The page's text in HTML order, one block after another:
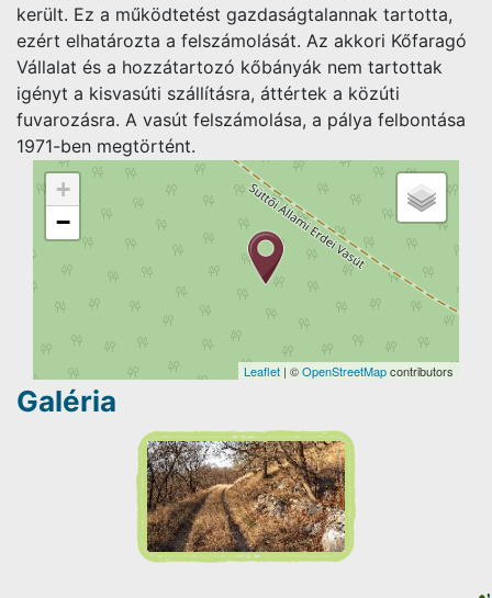
került. Ez a működtetést gazdaságtalannak tartotta,
ezért elhatározta a felszámolását. Az akkori Kőfaragó
Vállalat és a hozzátartozó kőbányák nem tartottak
igényt a kisvasúti szállításra, áttértek a közúti
fuvarozásra. A vasút felszámolása, a pálya felbontása
1971-ben megtörtént.
+
−
Leaflet | ©OpenStreetMapcontributors
Galéria